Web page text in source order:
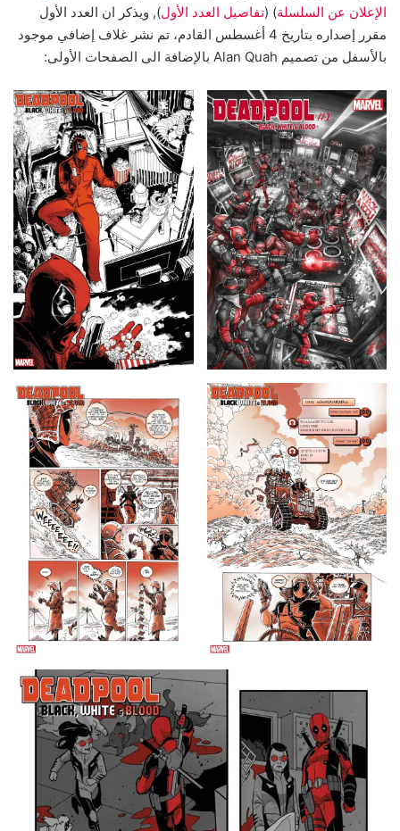
الإعلان عن السلسلة) (تفاصيل العدد الأول), ويذكر ان العدد الأول
مقرر إصداره بتاريخ 4 أغسطس القادم، تم نشر غلاف إضافي موجود
بالأسفل من تصميم Alan Quah بالإضافة الى الصفحات الأولى: